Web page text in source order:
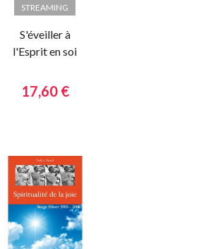
STREAMING
S'éveiller à
l'Esprit en soi
17,60 €